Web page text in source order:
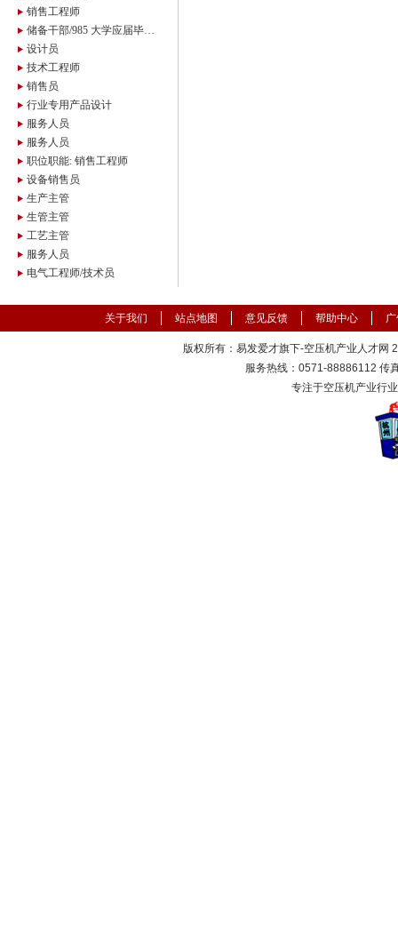
销售工程师
储备干部/985 大学应届毕业生
设计员
技术工程师
销售员
行业专用产品设计
服务人员
服务人员
职位职能: 销售工程师
设备销售员
生产主管
生管主管
工艺主管
服务人员
电气工程师/技术员
关于我们 站点地图 意见反馈 帮助中心
版权所有：易发爱才旗下-空压机产业人才
服务热线：0571-88886112 传
专注于空压机产业行